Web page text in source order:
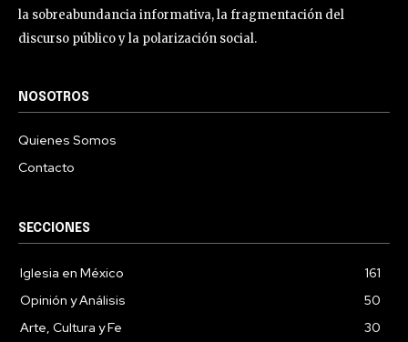
la sobreabundancia informativa, la fragmentación del
discurso público y la polarización social.
NOSOTROS
Quienes Somos
Contacto
SECCIONES
Iglesia en México
161
Opinión y Análisis
50
Arte, Cultura y Fe
30